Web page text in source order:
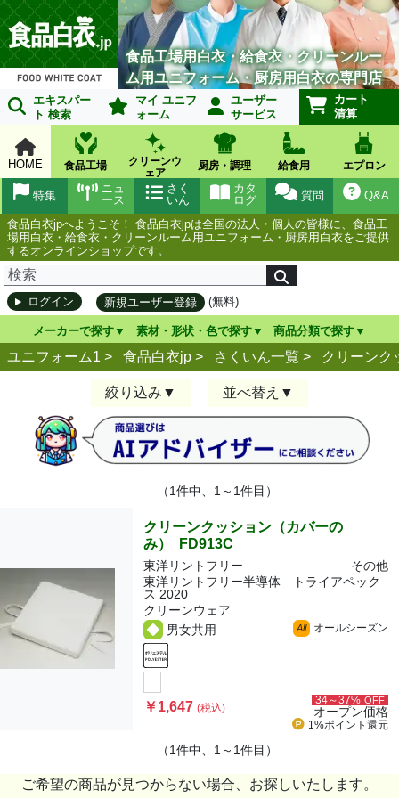
食品工場用白衣・給食衣・クリーンルー
ム用ユニフォーム・厨房用白衣の専門店
エキスパー
ト 検索
マイ ユニフ
ォーム
ユーザー
サービス
カート
清算
HOME 食品工場
クリーンウ
ェア
厨房・調理 給食用 エプロン
Q&A
質問
カタ
ログ
さく
いん
ニュ
ース
特集
食品白衣jpへようこそ！ 食品白衣jpは全国の法人・個人の皆様に、食品工
場用白衣・給食衣・クリーンルーム用ユニフォーム・厨房用白衣をご提供
するオンラインショップです。
ログイン 新規ユーザー登録 (無料)
メーカーで探す 素材・形状・色で探す 商品分類で探す
ユニフォーム1 > 食品白衣jp > さくいん一覧 > クリーンク
絞り込み 並べ替え
（1件中、1～1件目）
クリーンクッション（カバーの
み） FD913C
東洋リントフリー
その他
東洋リントフリー半導体 トライアペック
ス 2020
クリーンウェア
男女共用
All オールシーズン
￥1,647(税込)
34～37% OFF
オープン価格
1%ポイント 還元
（1件中、1～1件目）
ご希望の商品が見つからない場合、お探しいたします。